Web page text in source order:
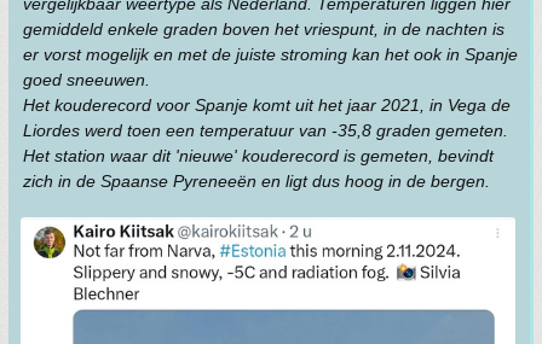
vergelijkbaar weertype als Nederland. Temperaturen liggen hier
gemiddeld enkele graden boven het vriespunt, in de nachten is
er vorst mogelijk en met de juiste stroming kan het ook in Spanje
goed sneeuwen.
Het kouderecord voor Spanje komt uit het jaar 2021, in Vega de
Liordes werd toen een temperatuur van -35,8 graden gemeten.
Het station waar dit 'nieuwe' kouderecord is gemeten, bevindt
zich in de Spaanse Pyreneeën en ligt dus hoog in de bergen.